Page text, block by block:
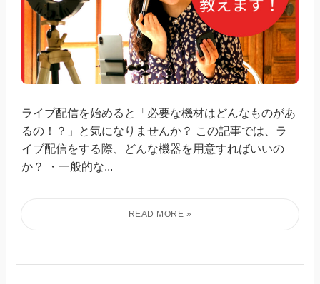
ライブ配信を始めると「必要な機材はどんなものがあ
るの！？」と気になりませんか？ この記事では、ラ
イブ配信をする際、どんな機器を用意すればいいの
か？ ・一般的な...